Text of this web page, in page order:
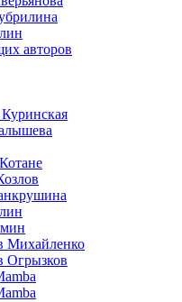
авторов
Михайленко
Огрызков